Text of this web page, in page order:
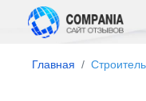
Главная